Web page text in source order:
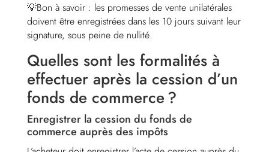
💡Bon à savoir : les promesses de vente unilatérales
doivent être enregistrées dans les 10 jours suivant leur
signature, sous peine de nullité.
Quelles sont les formalités à
effectuer après la cession d’un
fonds de commerce ?
Enregistrer la cession du fonds de
commerce auprès des impôts